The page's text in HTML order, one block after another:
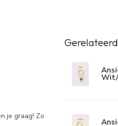
je graag! Zo